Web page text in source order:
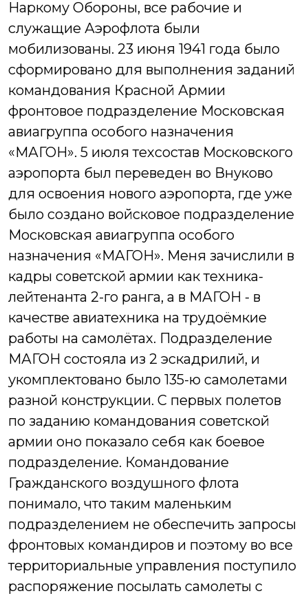
Наркому Обороны, все рабочие и
служащие Аэрофлота были
мобилизованы. 23 июня 1941 года было
сформировано для выполнения заданий
командования Красной Армии
фронтовое подразделение Московская
авиагруппа особого назначения
«МАГОН». 5 июля техсостав Московского
аэропорта был переведен во Внуково
для освоения нового аэропорта, где уже
было создано войсковое подразделение
Московская авиагруппа особого
назначения «МАГОН». Меня зачислили в
кадры советской армии как техника-
лейтенанта 2-го ранга, а в МАГОН - в
качестве авиатехника на трудоёмкие
работы на самолётах. Подразделение
МАГОН состояла из 2 эскадрилий, и
укомплектовано было 135-ю самолетами
разной конструкции. С первых полетов
по заданию командования советской
армии оно показало себя как боевое
подразделение. Командование
Гражданского воздушного флота
понимало, что таким маленьким
подразделением не обеспечить запросы
фронтовых командиров и поэтому во все
территориальные управления поступило
распоряжение посылать самолеты с